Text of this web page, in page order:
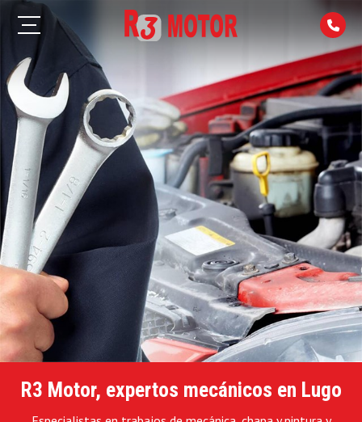
R3 Motor, expertos mecánicos en Lugo